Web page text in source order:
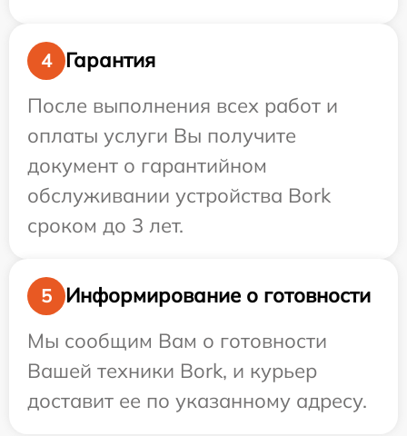
4
Гарантия
После выполнения всех работ и
оплаты услуги Вы получите
документ о гарантийном
обслуживании устройства Bork
сроком до 3 лет.
5
Информирование о готовности
Мы сообщим Вам о готовности
Вашей техники Bork, и курьер
доставит ее по указанному адресу.